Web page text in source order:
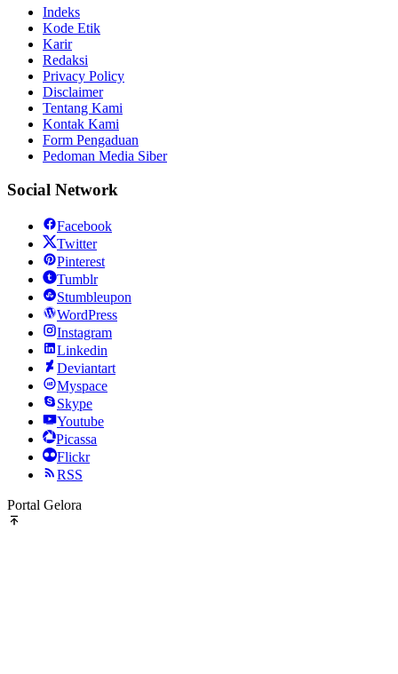
Indeks
Kode Etik
Karir
Redaksi
Privacy Policy
Disclaimer
Tentang Kami
Kontak Kami
Form Pengaduan
Pedoman Media Siber
Social Network
Facebook
Twitter
Pinterest
Tumblr
Stumbleupon
WordPress
Instagram
Linkedin
Deviantart
Myspace
Skype
Youtube
Picassa
Flickr
RSS
Portal Gelora